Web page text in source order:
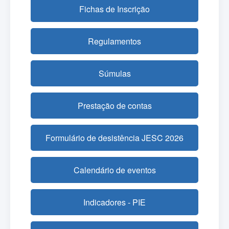
Fichas de Inscrição
Regulamentos
Súmulas
Prestação de contas
Formulário de desistência JESC 2026
Calendário de eventos
Indicadores - PIE